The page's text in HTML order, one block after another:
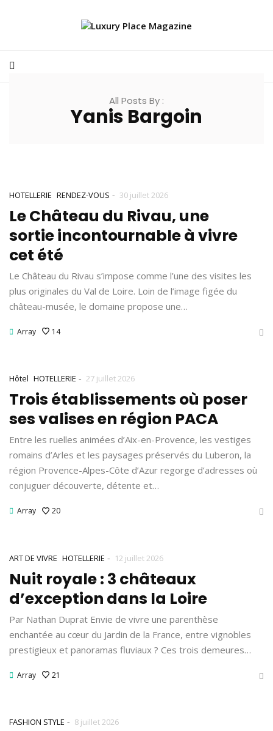
All Posts By :
Yanis Bargoin
HOTELLERIE RENDEZ-VOUS - 30 juillet 2026
Le Château du Rivau, une
sortie incontournable à vivre
cet été
Le Château du Rivau s’impose comme l’une des visites les
plus originales du Val de Loire. Loin de l’image figée du
château-musée, le domaine propose une…
Array 14
Hôtel HOTELLERIE - 27 juillet 2026
Trois établissements où poser
ses valises en région PACA
Entre les ruelles animées d’Aix-en-Provence, les vestiges
romains d’Arles et les paysages préservés du Luberon, la
région Provence-Alpes-Côte d’Azur regorge d’adresses où
conjuguer découverte, détente et…
Array 20
ART DE VIVRE HOTELLERIE - 12 juillet 2026
Nuit royale : 3 châteaux
d’exception dans la Loire
Par Nathan Duprat Envie de vivre une parenthèse
enchantée au cœur du Jardin de la France, entre vignobles
prestigieux et panoramas fluviaux ? Ces trois demeures…
Array 21
FASHION STYLE - 8 juillet 2026